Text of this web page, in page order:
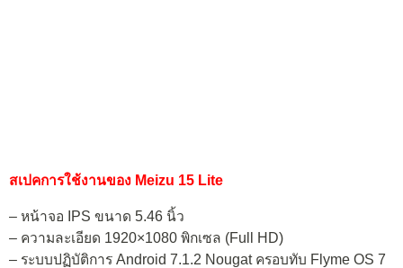
สเปคการใช้งานของ Meizu 15 Lite
– หน้าจอ IPS ขนาด 5.46 นิ้ว
– ความละเอียด 1920×1080 พิกเซล (Full HD)
– ระบบปฏิบัติการ Android 7.1.2 Nougat ครอบทับ Flyme OS 7